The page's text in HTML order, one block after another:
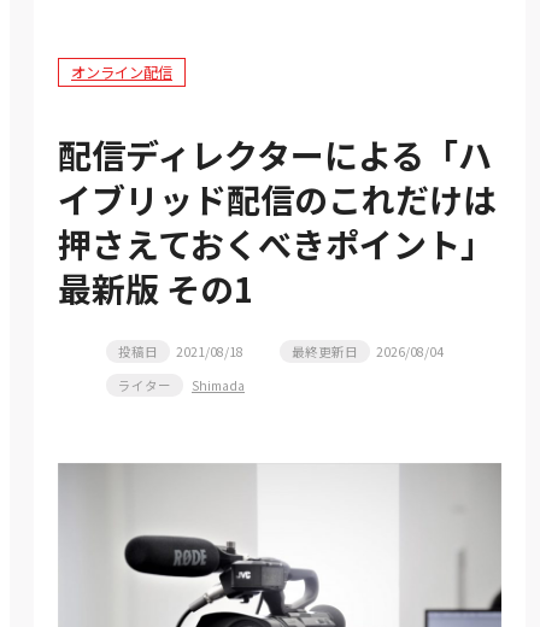
オンライン配信
配信ディレクターによる「ハ
イブリッド配信のこれだけは
押さえておくべきポイント」
最新版 その1
投稿日 2021/08/18 最終更新日
2026/08/04
ライター
Shimada